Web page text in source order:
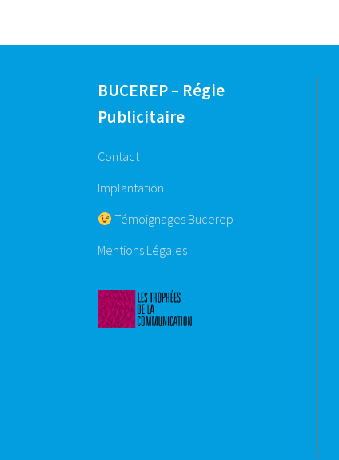
BUCEREP – Régie
Publicitaire
Contact
Implantation
Témoignages Bucerep
Mentions Légales